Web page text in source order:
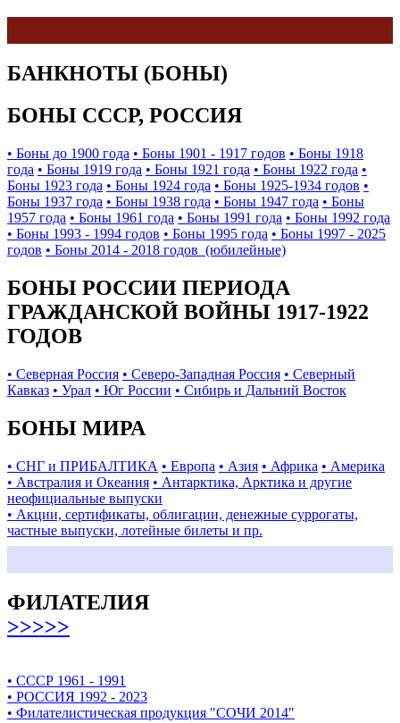
БАНКНОТЫ (БОНЫ)
БОНЫ СССР, РОССИЯ
• Боны до 1900 года • Боны 1901 - 1917 годов • Боны 1918
года • Боны 1919 года • Боны 1921 года • Боны 1922 года •
Боны 1923 года • Боны 1924 года • Боны 1925-1934 годов •
Боны 1937 года • Боны 1938 года • Боны 1947 года • Боны
1957 года • Боны 1961 года • Боны 1991 года • Боны 1992 года
• Боны 1993 - 1994 годов • Боны 1995 года • Боны 1997 - 2025
годов • Боны 2014 - 2018 годов (юбилейные)
БОНЫ РОССИИ ПЕРИОДА
ГРАЖДАНСКОЙ ВОЙНЫ 1917-1922
ГОДОВ
• Северная Россия • Северо-Западная Россия • Северный
Кавказ • Урал • Юг России • Сибирь и Дальний Восток
БОНЫ МИРА
• СНГ и ПРИБАЛТИКА • Европа • Азия • Африка • Америка
• Австралия и Океания • Антарктика, Арктика и другие
неофициальные выпуски
• Акции, сертификаты, облигации, денежные суррогаты,
частные выпуски, лотейные билеты и пр.
ФИЛАТЕЛИЯ
>>>>>
• СССР 1961 - 1991
• РОССИЯ 1992 - 2023
• Филателистическая продукция "СОЧИ 2014"